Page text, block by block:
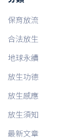
保育放流
合法放生
地球永續
放生功德
放生感應
放生須知
最新文章